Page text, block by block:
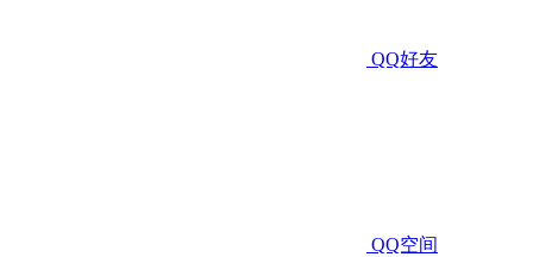
QQ好友
QQ空间